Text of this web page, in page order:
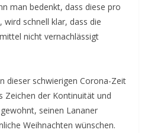
man bedenkt, dass diese pro
schnell klar, dass die
nicht vernachlässigt
dieser schwierigen Corona-Zeit
Zeichen der Kontinuität und
seinen Lananer
Weihnachten wünschen.